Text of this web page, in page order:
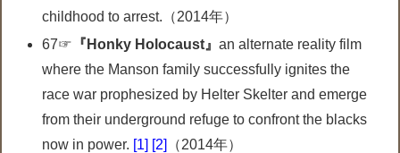
childhood to arrest.（2014年）
67☞ 『Honky Holocaust』an alternate reality film
where the Manson family successfully ignites the
race war prophesized by Helter Skelter and emerge
from their underground refuge to confront the blacks
now in power. [1] [2]
（2014年）